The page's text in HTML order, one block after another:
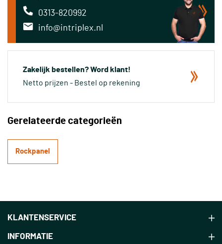
0313-820992
info@intriplex.nl
Zakelijk bestellen? Word klant!
Netto prijzen - Bestel op rekening
Gerelateerde categorieën
Rockpanel
KLANTENSERVICE
INFORMATIE